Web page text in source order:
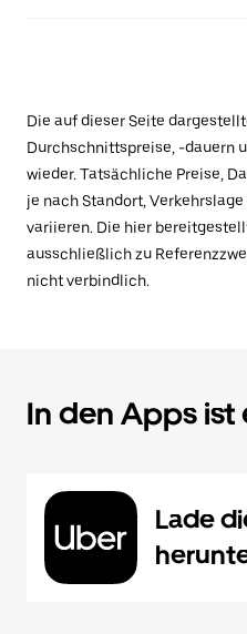
Die auf dieser Seite
Durchschnittspreise, -dauern
wieder. Tatsächliche Preise,
je nach Standort,
variieren. Die hier
ausschließlich zu
nicht verbindlich.
In den Apps ist
Lade